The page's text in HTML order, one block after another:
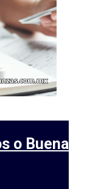
o Buena